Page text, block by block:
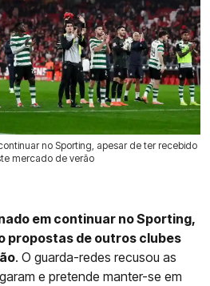
no Sporting, apesar de ter recebido
mercado de verão
em continuar no Sporting,
propostas de outros clubes
. O guarda-redes recusou as
e pretende manter-se em